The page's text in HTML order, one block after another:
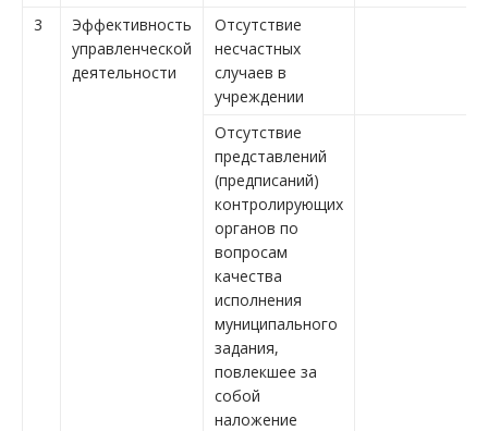
3
Эффективность
управленческой
деятельности
Отсутствие
несчастных
случаев в
учреждении
Отсутствие
представлений
(предписаний)
контролирующих
органов по
вопросам
качества
исполнения
муниципального
задания,
повлекшее за
собой
наложение